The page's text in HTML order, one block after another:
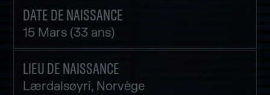
DATE DE NAISSANCE
15 Mars (33 ans)
LIEU DE NAISSANCE
Lærdalsøyri, Norvège